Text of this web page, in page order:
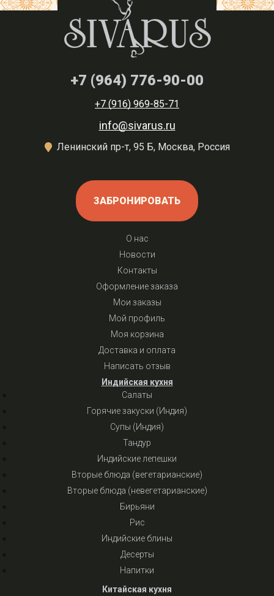
+7 (964) 776-90-00
+7 (916) 969-85-71
info@sivarus.ru
Ленинский пр-т, 95 Б, Москва, Россия
ЗАБРОНИРОВАТЬ
О нас
Новости
Контакты
Оформление заказа
Мои заказы
Мой профиль
Моя корзина
Доставка и оплата
Написать отзыв
Индийская кухня
Салаты
Горячие закуски (Индия)
Супы (Индия)
Тандур
Индийские лепешки
Вторые блюда (вегетарианские)
Вторые блюда (невегетарианские)
Бирьяни
Рис
Индийские блины
Десерты
Напитки
Китайская кухня